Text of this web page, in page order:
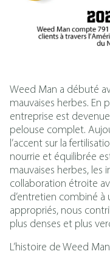
Weed Man a débuté
mauvaises herbes.
entreprise est
pelouse complet.
l’accent sur la
nourrie et équilibrée
mauvaises herbes, les
collaboration étroite
d’entretien combiné
appropriés, nous
plus denses et plus
L’histoire de Weed